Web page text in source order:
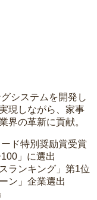
システムを開発し
現しながら、家事
界の革新に貢献。
ド特別奨励賞受賞
」に選出
ランキング」第1位
ン」企業選出